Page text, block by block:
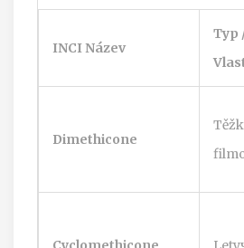
INCI Název
Typ
Dimethicone